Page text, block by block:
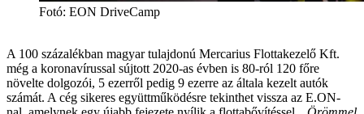
Fotó: EON DriveCamp
A 100 százalékban magyar tulajdonú Mercarius Flottakezelő Kft.
még a koronavírussal sújtott 2020-as évben is 80-ról 120 főre
növelte dolgozói, 5 ezerről pedig 9 ezerre az általa kezelt autók
számát. A cég sikeres együttműködésre tekinthet vissza az E.ON-